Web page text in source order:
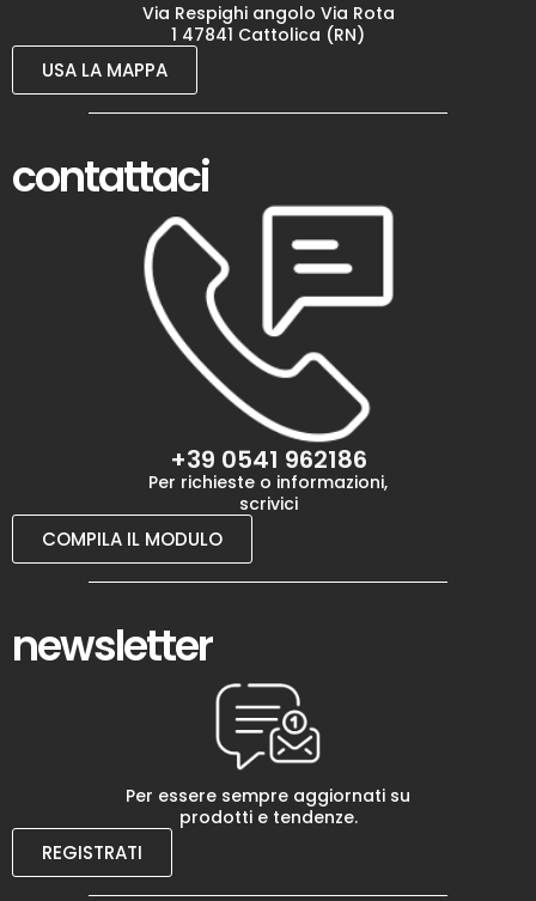
Via Respighi angolo Via Rota
1 47841 Cattolica (RN)
USA LA MAPPA
contattaci
+39 0541 962186
Per richieste o informazioni,
scrivici
COMPILA IL MODULO
newsletter
Per essere sempre aggiornati su
prodotti e tendenze.
REGISTRATI